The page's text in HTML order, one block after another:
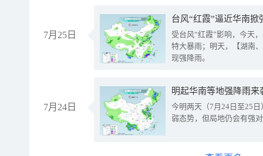
7月25日
台风“红霞”逼近华南
受台风“红霞”影响，今天
特大暴雨；明天，【湖南
现强降雨。
7月24日
明起华南等地强降雨
今明两天（7月24日至25
弱态势，但局地仍会有强